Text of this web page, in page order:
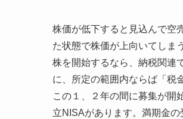
株価が低下すると見込んで空
た状態で株価が上向いてしま
株を開始するなら、納税関連
に、所定の範囲内ならば「税
この１、２年の間に募集が開
立NISAがあります。満期金